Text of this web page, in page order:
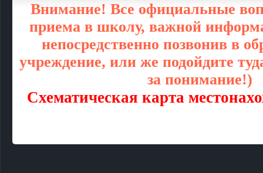
Внимание! Все официальные
приема в школу, важной
непосредственно позвонив в
учреждение, или же подойдите
за понимание!)
Схематическая карта